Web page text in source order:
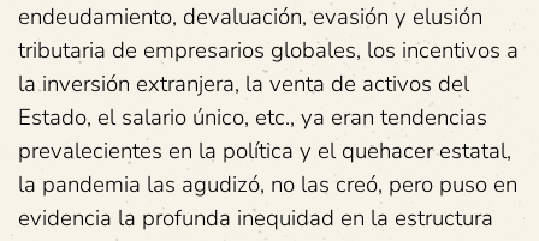
endeudamiento, devaluación, evasión y elusión
tributaria de empresarios globales, los incentivos a
la inversión extranjera, la venta de activos del
Estado, el salario único, etc., ya eran tendencias
prevalecientes en la política y el quehacer estatal,
la pandemia las agudizó, no las creó, pero puso en
evidencia la profunda inequidad en la estructura